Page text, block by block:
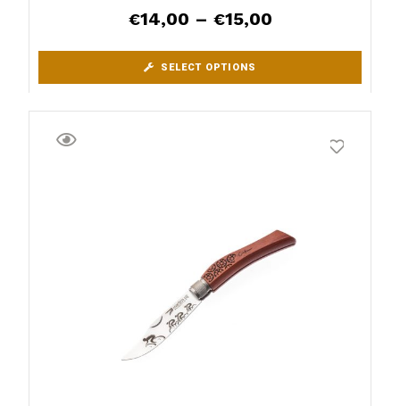
€14,00 – €15,00
SELECT OPTIONS